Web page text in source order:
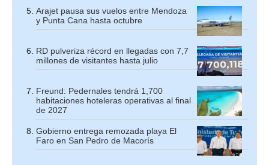
Arajet pausa sus vuelos entre Mendoza
y Punta Cana hasta octubre
RD pulveriza récord en llegadas con 7,7
millones de visitantes hasta julio
Freund: Pedernales tendrá 1,700
habitaciones hoteleras operativas al final
de 2027
Gobierno entrega remozada playa El
Faro en San Pedro de Macorís